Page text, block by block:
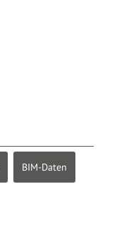
BIM-Daten